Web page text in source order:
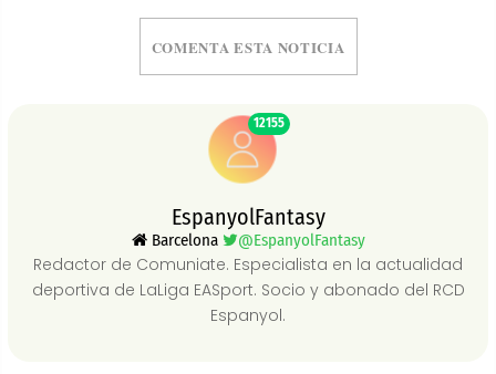
COMENTA ESTA NOTICIA
12155
EspanyolFantasy
Barcelona @EspanyolFantasy
Redactor de Comuniate. Especialista en la actualidad
deportiva de LaLiga EASport. Socio y abonado del RCD
Espanyol.